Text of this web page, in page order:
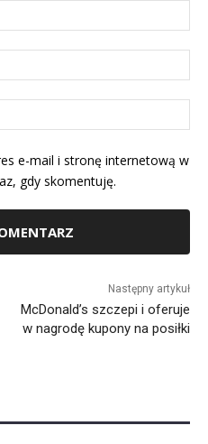
e-mail i stronę internetową w
gdy skomentuję.
Następny artykuł
McDonald’s szczepi i oferuje
w nagrodę kupony na posiłki